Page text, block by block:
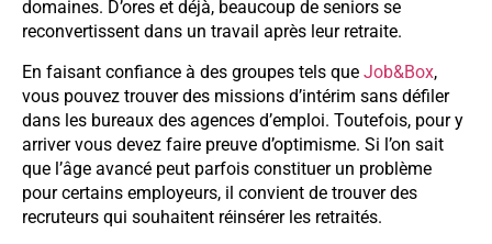
domaines. D’ores et déjà, beaucoup de seniors se
reconvertissent dans un travail après leur retraite.
En faisant confiance à des groupes tels que Job&Box,
vous pouvez trouver des missions d’intérim sans défiler
dans les bureaux des agences d’emploi. Toutefois, pour y
arriver vous devez faire preuve d’optimisme. Si l’on sait
que l’âge avancé peut parfois constituer un problème
pour certains employeurs, il convient de trouver des
recruteurs qui souhaitent réinsérer les retraités.